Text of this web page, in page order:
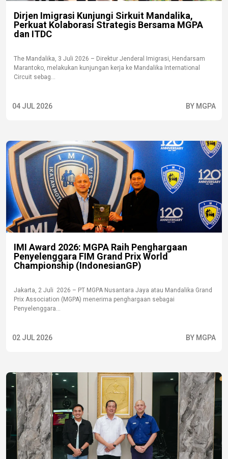
Dirjen Imigrasi Kunjungi Sirkuit Mandalika,
Perkuat Kolaborasi Strategis Bersama MGPA
dan ITDC
The Mandalika, 3 Juli 2026 – Direktur Jenderal Imigrasi, Hendarsam
Marantoko, melakukan kunjungan kerja ke Mandalika International
Circuit sebag...
04 JUL 2026 BY MGPA
IMI Award 2026: MGPA Raih Penghargaan
Penyelenggara FIM Grand Prix World
Championship (IndonesianGP)
Jakarta, 2 Juli 2026 – PT MGPA Nusantara Jaya atau Mandalika Grand
Prix Association (MGPA) menerima penghargaan sebagai
Penyelenggara...
02 JUL 2026 BY MGPA